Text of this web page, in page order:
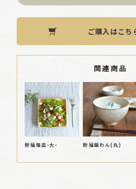
ご購入はこち
関連商品
粉福箱皿-大- 粉福飯わん(丸)